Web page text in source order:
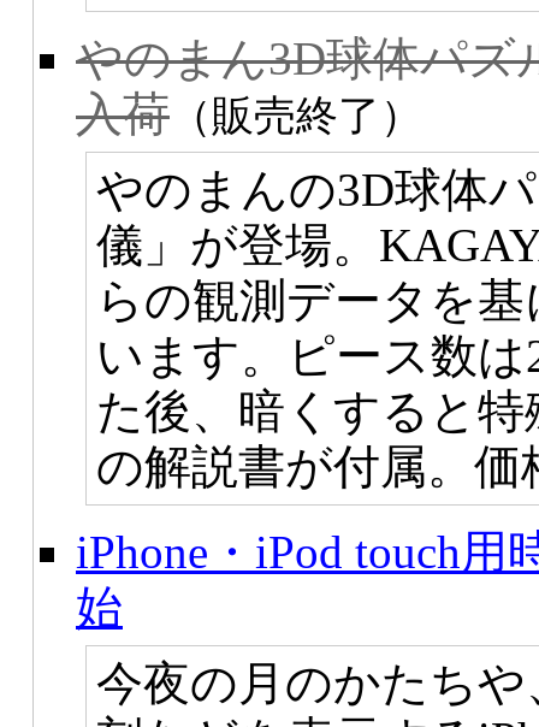
やのまん3D球体パズ
入荷 （販売終了）
やのまんの3D球体
儀」が登場。
らの観測データを
います。ピース数
た後、暗くすると
の解説書が付属。価
iPhone・iPod touch
始
今夜の月のかたち